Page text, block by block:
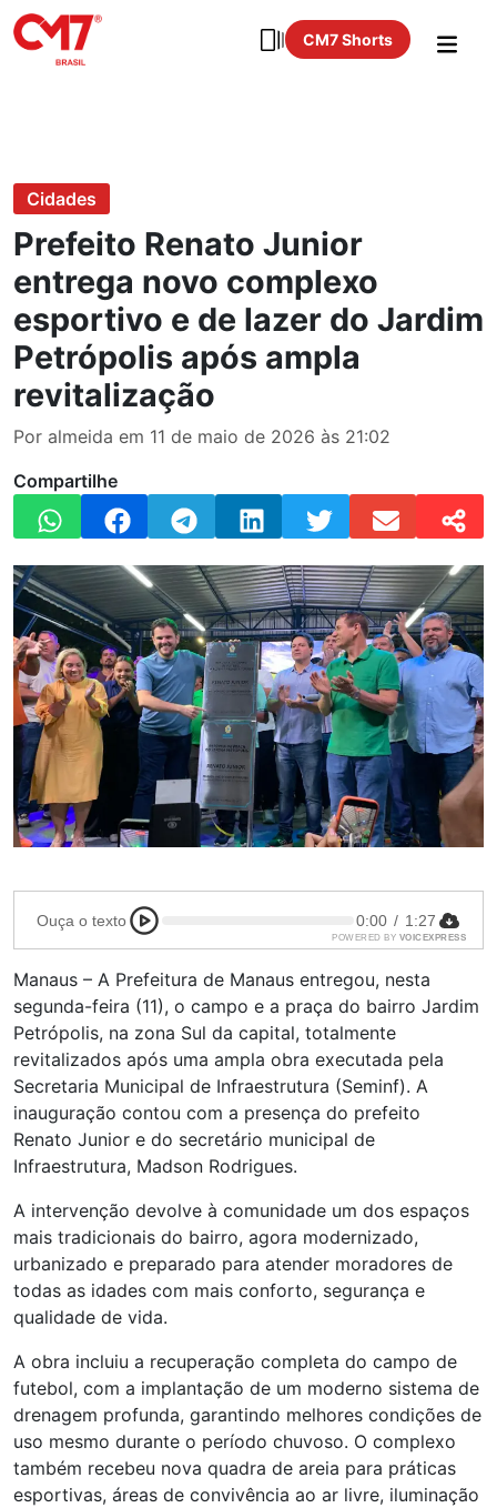
CM7 Shorts
Cidades
Prefeito Renato Junior
entrega novo complexo
esportivo e de lazer do Jardim
Petrópolis após ampla
revitalização
Por almeida em 11 de maio de 2026 às 21:02
Compartilhe
Ouça o texto 0:00 / 1:27
POWERED BY VOICEXPRESS
Manaus – A Prefeitura de Manaus entregou, nesta
segunda-feira (11), o campo e a praça do bairro Jardim
Petrópolis, na zona Sul da capital, totalmente
revitalizados após uma ampla obra executada pela
Secretaria Municipal de Infraestrutura (Seminf). A
inauguração contou com a presença do prefeito
Renato Junior e do secretário municipal de
Infraestrutura, Madson Rodrigues.
A intervenção devolve à comunidade um dos espaços
mais tradicionais do bairro, agora modernizado,
urbanizado e preparado para atender moradores de
todas as idades com mais conforto, segurança e
qualidade de vida.
A obra incluiu a recuperação completa do campo de
futebol, com a implantação de um moderno sistema de
drenagem profunda, garantindo melhores condições de
uso mesmo durante o período chuvoso. O complexo
também recebeu nova quadra de areia para práticas
esportivas, áreas de convivência ao ar livre, iluminação